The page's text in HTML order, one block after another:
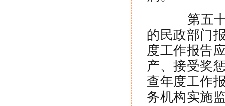
第五十
的民政部门
度工作报告
产、接受奖
查年度工作
务机构实施